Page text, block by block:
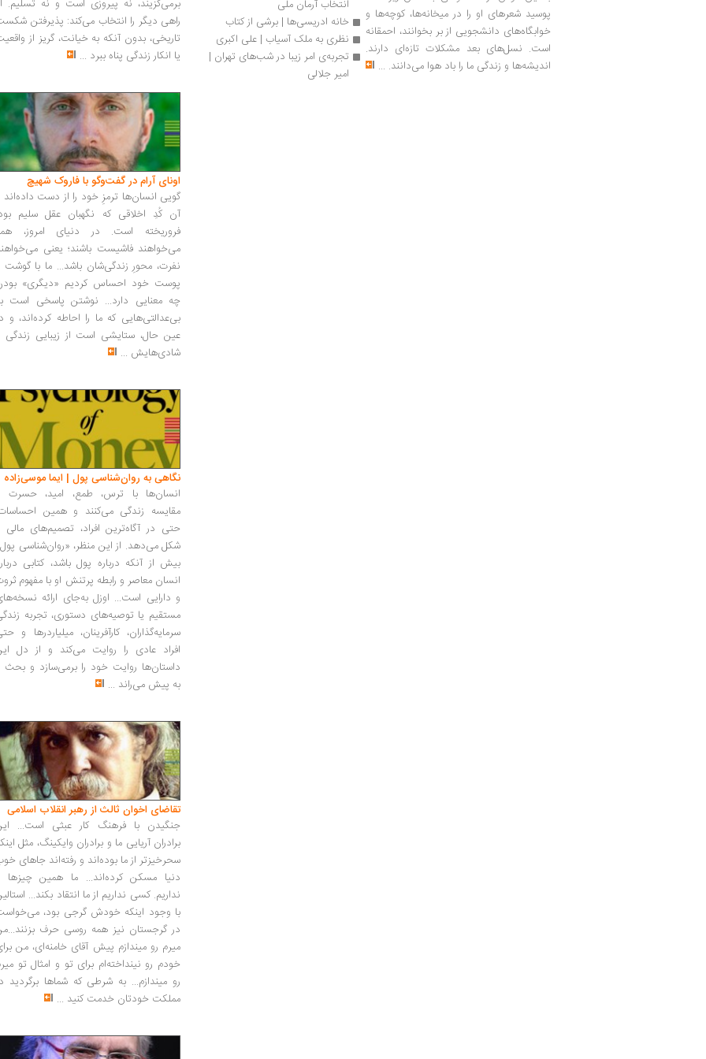
پوسید شعرهای او را در میخانه‌ها، کوچه‌ها و
خوابگاه‌های دانشجویی از بر بخوانند، احمقانه
است. نسل‌های بعد مشکلات تازه‌ای دارند.
اندیشه‌ها و زندگی ما را باد هوا می‌دانند. ...
انتخاب آرمان ملی
خانه ادریسی‌ها | برشی از کتاب
نظری به ملک آسیاب | علی اکبری
امیر جلالی
برمی‌گزیند، نه پیروزی است و نه تسلیم.
راهی دیگر را انتخاب می‌کند: پذیرفتن
تاریخی، بدون آنکه به خیانت، گریز از
یا انکار زندگی پناه ببرد ...
اونای آرام در گفت‌وگو با فاروک شهیچ‭
گویی انسان‌ها ترمزِ خود را از دست داده‌اند
آن کُدِ اخلاقی که نگهبان عقل سلیم
فروریخته است. در دنیای امروز،
می‌خواهند فاشیست باشند؛ یعنی
نفرت، محورِ زندگی‌شان باشد... ما با گوشت
پوست خود احساس کردیم «دیگری»
چه معنایی دارد... نوشتن پاسخی است
بی‌عدالتی‌هایی که ما را احاطه کرده‌اند، و
عین حال، ستایشی است از زیبایی زندگی
شادی‌هایش ...
نگاهی به روان‌شناسی پول | ایما موسی‌زاده
انسان‌ها با ترس، طمع، امید، حسرت
مقایسه زندگی می‌کنند و همین
حتی در آگاه‌ترین افراد، تصمیم‌های مالی
شکل می‌دهد. از این منظر، «روان‌شناسی
بیش از آنکه درباره پول باشد، کتابی
انسان معاصر و رابطه پرتنش او با مفهوم
و دارایی است... اوزل به‌جای ارائه
مستقیم یا توصیه‌های دستوری، تجربه
سرمایه‌گذاران، کارآفرینان، میلیاردرها و
افراد عادی را روایت می‌کند و از دل
داستان‌ها روایت خود را برمی‌سازد و بحث
به پیش می‌راند ...
تقاضای اخوان ثالث از رهبر انقلاب اسلامی
جنگیدن با فرهنگ کار عبثی است...
برادران آریایی ما و برادران وایکینگ، مثل
سحرخیزتر از ما بوده‌اند و رفته‌اند جاهای
دنیا مسکن کرده‌اند... ما همین چیزها
نداریم. کسی نداریم از ما انتقاد بکند...
با وجود اینکه خودش گرجی بود،
در گرجستان نیز همه روسی حرف
میرم رو میندازم پیش آقای خامنه‌ای، من
خودم رو نینداخته‌ام برای تو و امثال تو
رو میندازم... به شرطی که شماها برگردید
مملکت خودتان خدمت کنید ...